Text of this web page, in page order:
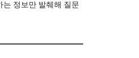
는 정보만 발췌해 질문